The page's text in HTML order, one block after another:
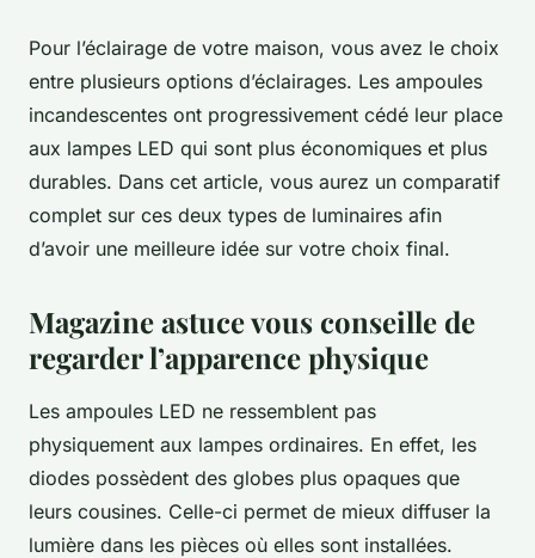
Pour l’éclairage de votre maison, vous avez le choix
entre plusieurs options d’éclairages. Les ampoules
incandescentes ont progressivement cédé leur place
aux lampes LED qui sont plus économiques et plus
durables. Dans cet article, vous aurez un comparatif
complet sur ces deux types de luminaires afin
d’avoir une meilleure idée sur votre choix final.
Magazine astuce vous conseille de
regarder l’apparence physique
Les ampoules LED ne ressemblent pas
physiquement aux lampes ordinaires. En effet, les
diodes possèdent des globes plus opaques que
leurs cousines. Celle-ci permet de mieux diffuser la
lumière dans les pièces où elles sont installées.